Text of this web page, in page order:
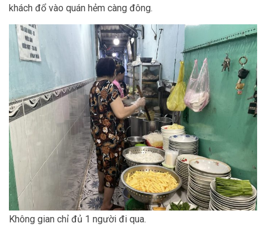
khách đổ vào quán hẻm càng đông.
Không gian chỉ đủ 1 người đi qua.